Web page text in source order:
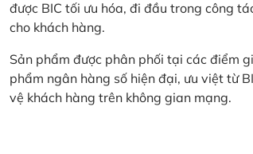
được BIC tối ưu hóa, đi đầu trong công
cho khách hàng.
Sản phẩm được phân phối tại các điểm
phẩm ngân hàng số hiện đại, ưu việt từ
vệ khách hàng trên không gian mạng.